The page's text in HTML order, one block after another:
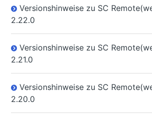
Versionshinweise zu SC
2.22.0
Versionshinweise zu SC
2.21.0
Versionshinweise zu SC
2.20.0